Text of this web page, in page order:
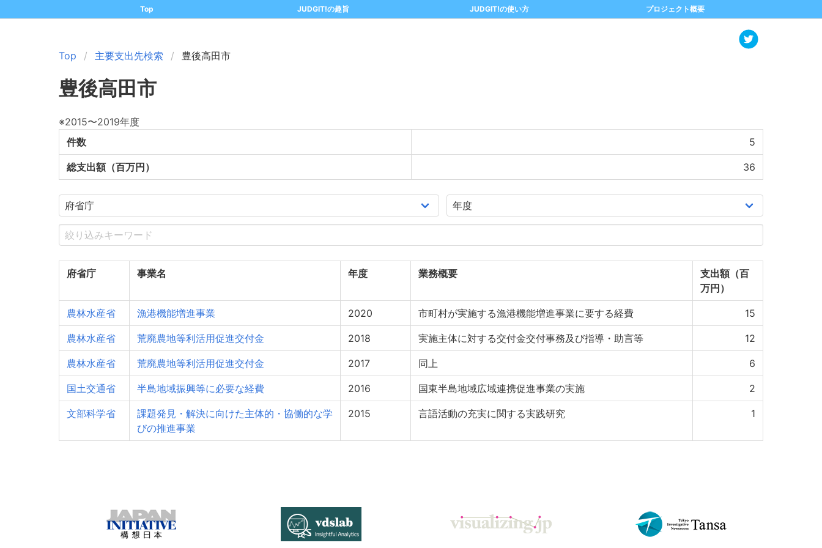
Top JUDGIT!の趣旨 JUDGIT!の使い方 プロジェクト概要
Top 主要支出先検索 豊後高田市
豊後高田市
※2015〜2019年度
件数
5
総支出額（百万円） 36
府省庁 事業名 年度 業務概要
支出額（百
万円）
農林水産省 漁港機能増進事業 2020 市町村が実施する漁港機能増進事業に要する経費 15
農林水産省 荒廃農地等利活用促進交付金 2018 実施主体に対する交付金交付事務及び指導・助言等 12
農林水産省 荒廃農地等利活用促進交付金 2017 同上 6
国土交通省 半島地域振興等に必要な経費 2016 国東半島地域広域連携促進事業の実施 2
文部科学省
課題発見・解決に向けた主体的・協働的な学
びの推進事業
2015 言語活動の充実に関する実践研究 1